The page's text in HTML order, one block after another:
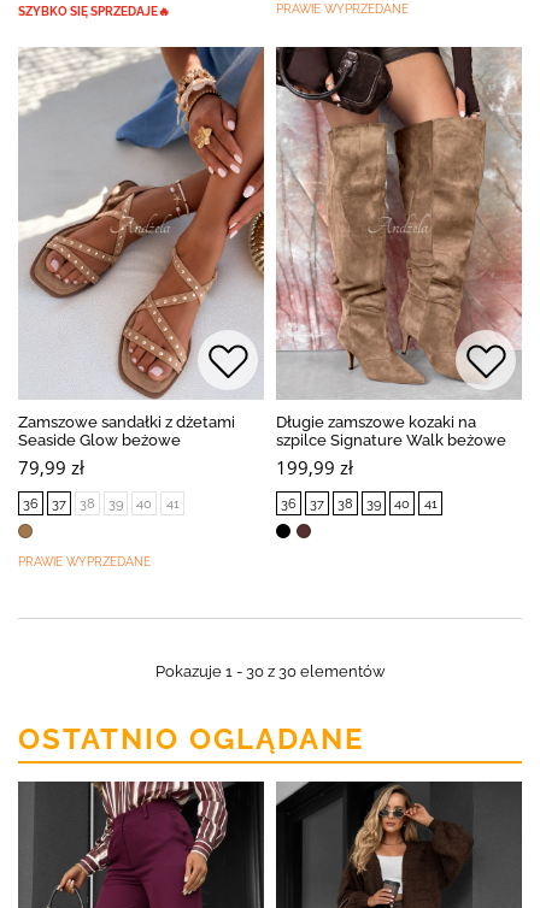
SZYBKO SIĘ SPRZEDAJE🔥
PRAWIE WYPRZEDANE
Zamszowe sandałki z dżetami
Seaside Glow beżowe
79,99 zł
36 37 38 39 40 41
PRAWIE WYPRZEDANE
Długie zamszowe kozaki na
szpilce Signature Walk beżowe
199,99 zł
36 37 38 39 40 41
Pokazuje 1 - 30 z 30 elementów
OSTATNIO OGLĄDANE